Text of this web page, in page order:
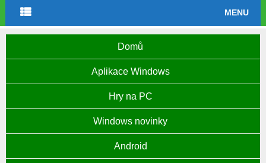
MENU
Domů
Aplikace Windows
Hry na PC
Windows novinky
Android